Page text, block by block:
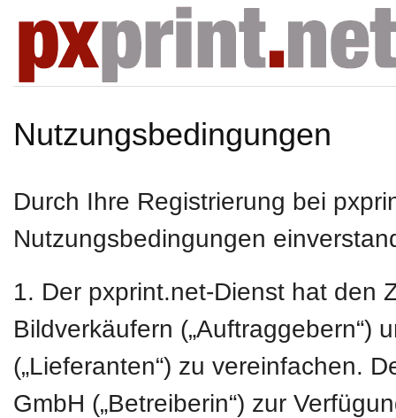
Nutzungsbedingungen
Durch Ihre Registrierung bei
Nutzungsbedingungen
1. Der pxprint.net-Dienst hat den
Bildverkäufern („Auftraggebern“)
(„Lieferanten“) zu vereinfachen.
GmbH („Betreiberin“) zur